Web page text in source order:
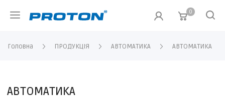
0
Головна ПРОДУКЦІЯ АВТОМАТИКА АВТОМАТИКА
АВТОМАТИКА